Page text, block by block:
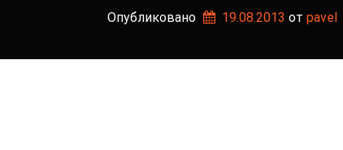
Опубликовано 19.08.2013 от pavel